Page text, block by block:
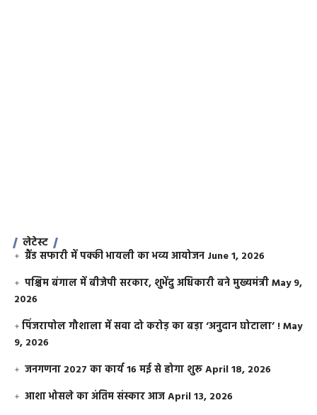
लेटेस्ट
ग्रैंड सफारी में पक्की भायली का भव्य आयोजन June 1, 2026
पश्चिम बंगाल में बीजेपी सरकार, शुभेंदु अधिकारी बने मुख्यमंत्रीMay 9,
2026
​पिंजरापोल गौशाला में सवा दो करोड़ का बड़ा ‘अनुदान घोटाला’ !May
9, 2026
जनगणना 2027 का कार्य 16 मई से होगा शुरूApril 18, 2026
आशा भोसले का अंतिम संस्कार आजApril 13, 2026